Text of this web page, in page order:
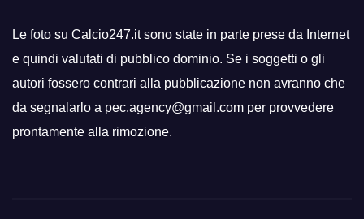
Le foto su Calcio247.it sono state in parte prese da Internet
e quindi valutati di pubblico dominio. Se i soggetti o gli
autori fossero contrari alla pubblicazione non avranno che
da segnalarlo a pec.agency@gmail.com per provvedere
prontamente alla rimozione.